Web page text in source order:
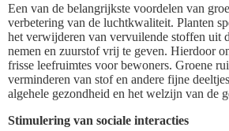
Een van de belangrijkste voordelen van
verbetering van de luchtkwaliteit. Planten
het verwijderen van vervuilende stoffen uit
nemen en zuurstof vrij te geven. Hierdoor
frisse leefruimtes voor bewoners. Groene
verminderen van stof en andere fijne
algehele gezondheid en het welzijn van de
Stimulering van sociale interacties